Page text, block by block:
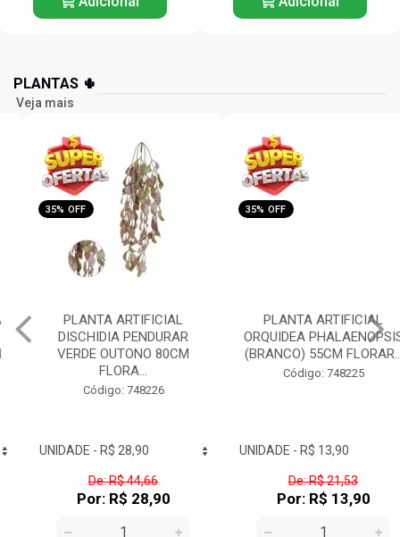
PLANTAS 🌵
Veja mais
35% OFF
PLANTA ARTIFICIAL
DISCHIDIA PENDURAR
VERDE OUTONO 80CM
FLORA...
Código: 748226
De: R$ 44,66
Por: R$ 28,90
35% OFF
PLANTA ARTIFICIAL
ORQUIDEA PHALAENOPSIS
(BRANCO) 55CM FLORAR...
Código: 748225
De: R$ 21,53
Por: R$ 13,90